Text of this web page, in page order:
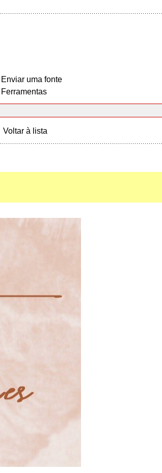
Enviar uma fonte
Ferramentas
Voltar à lista